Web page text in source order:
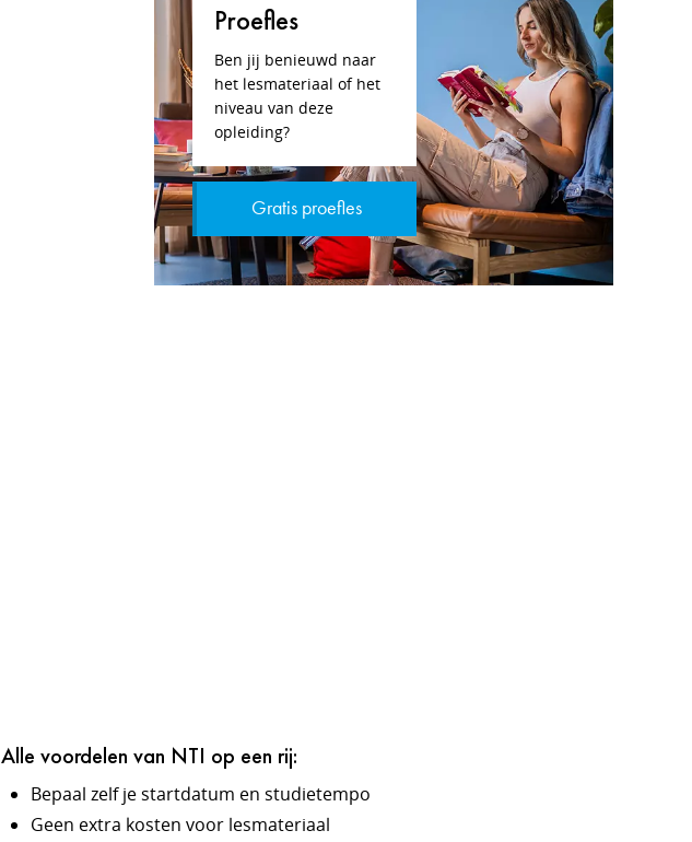
Proefles
Ben jij benieuwd naar
het lesmateriaal of het
niveau van deze
opleiding?
Gratis proefles
Alle voordelen van NTI op een rij:
Bepaal zelf je startdatum en studietempo
Geen extra kosten voor lesmateriaal